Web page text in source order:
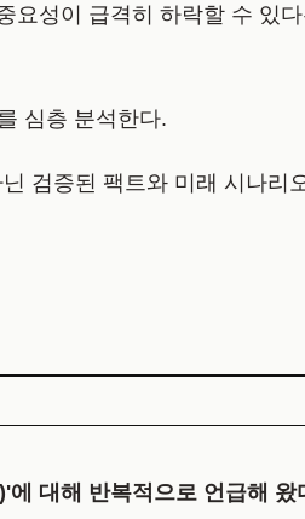
요성이 급격히 하락할 수 있
심층 분석한다.
검증된 팩트와 미래 시나리
대해 반복적으로 언급해 왔